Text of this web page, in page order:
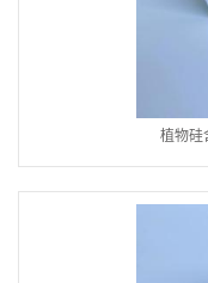
植物硅